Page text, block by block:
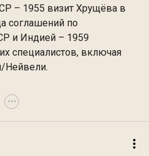
– 1955 визит Хрущёва в
соглашений по
и Индией – 1959
специалистов, включая
Нейвели.
•••